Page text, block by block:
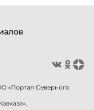
«Портал Северного